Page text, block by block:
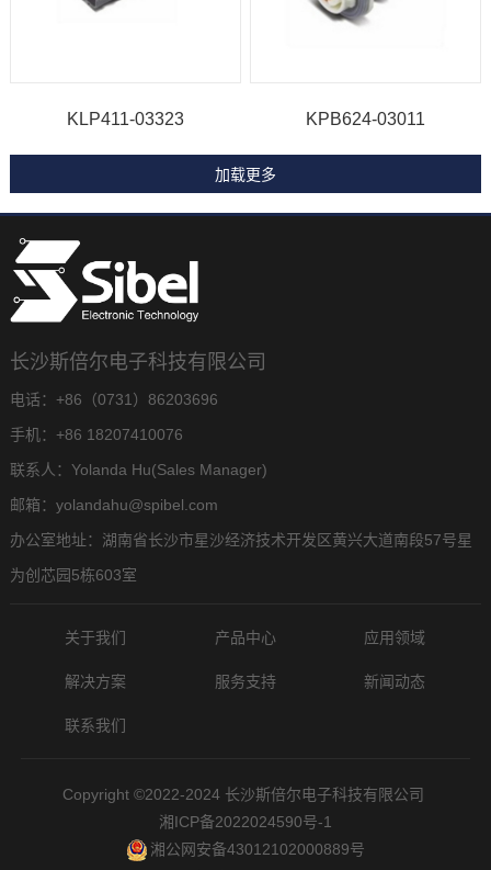
KLP411-03323 KPB624-03011
长沙斯倍尔电子科技有限公司
电话：+86（0731）86203696
手机：+86 18207410076
联系人：Yolanda Hu(Sales Manager)
邮箱：yolandahu@spibel.com
办公室地址：湖南省长沙市星沙经济技术开发区黄兴大道南段57号星
为创芯园5栋603室
关于我们 产品中心 应用领域
解决方案 服务支持 新闻动态
联系我们
Copyright ©2022-2024 长沙斯倍尔电子科技有限公司
湘ICP备2022024590号-1
湘公网安备43012102000889号